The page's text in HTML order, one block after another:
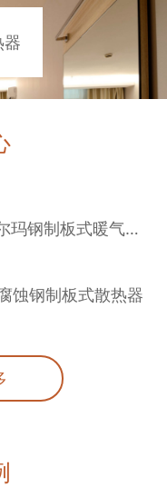
器
艾尔玛钢制板式暖气片细节
蚀钢制板式散热器